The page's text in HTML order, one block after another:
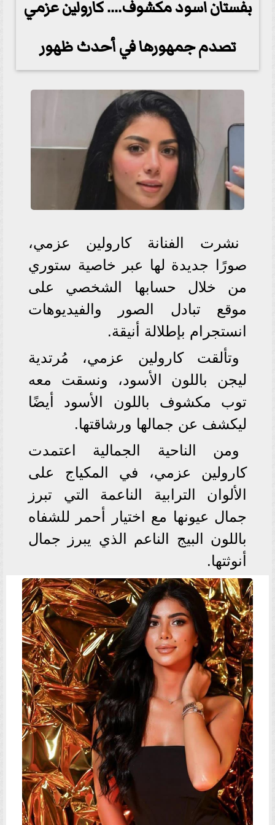
بفستان اسود مكشوف.... كارولين عزمي
تصدم جمهورها في أحدث ظهور
نشرت الفنانة كارولين عزمي،
صورًا جديدة لها عبر خاصية ستوري
من خلال حسابها الشخصي على
موقع تبادل الصور والفيديوهات
انستجرام بإطلالة أنيقة.
وتألقت كارولين عزمي، مُرتدية
ليجن باللون الأسود، ونسقت معه
توب مكشوف باللون الأسود أيضًا
ليكشف عن جمالها ورشاقتها.
ومن الناحية الجمالية اعتمدت
كارولين عزمي، في المكياج على
الألوان الترابية الناعمة التي تبرز
جمال عيونها مع اختيار أحمر للشفاه
باللون البيج الناعم الذي يبرز جمال
أنوثتها.